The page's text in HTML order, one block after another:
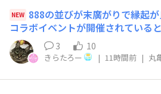
NEW 888の並びが末廣がりで縁起
コラボイベントが開催されている
んな中...昨年⤵️より4日早く
om/chats/kapgvzzyfm8eyc9r✨届
友人が毎年郷里(道東)の訓子府町(
ロン🍈🍈を送って来てくれます都
3 10
きらたろー | 11時間前 | 丸